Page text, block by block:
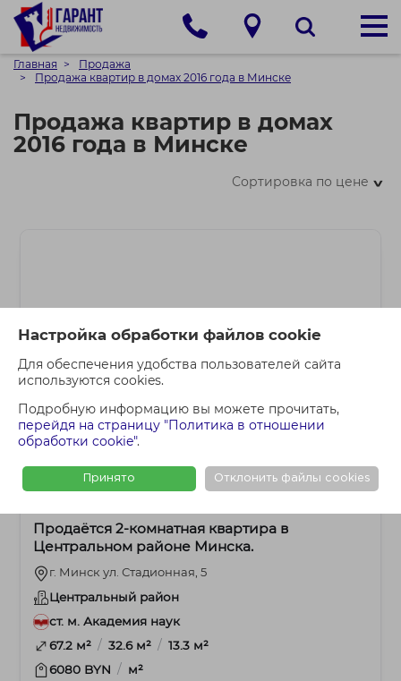
Настройка обработки файлов cookie
Для обеспечения удобства пользователей сайта
используются cookies.
Подробную информацию вы можете прочитать,
перейдя на страницу "Политика в отношении
обработки cookie".
Принято Отклонить файлы cookies
Главная
Продажа
Продажа квартир в домах 2016 года в Минске
Продажа квартир в домах
2016 года в Минске
Сортировка по цене>
2-комнатная 389 200 BYN
Продаётся 2‑комнатная квартира в
Центральном районе Минска.
г. Минск ул. Стадионная, 5
Центральный район
ст. м. Академия наук
67.2 м² / 32.6 м² / 13.3 м²
6080 BYN / м²